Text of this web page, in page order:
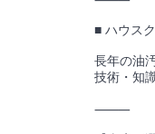
■ ハウス
長年の油
技術・知
⸻